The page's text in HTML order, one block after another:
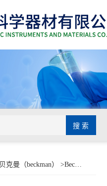
贝克曼（beckman） >Beckman贝克曼 10mL薄壁PP锥底开口管358120